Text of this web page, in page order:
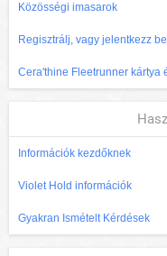
Közösségi imasarok
Regisztrálj, vagy jelentkezz be
Cera'thine Fleetrunner kártya
Információk kezdőknek
Violet Hold információk
Gyakran Ismételt Kérdések